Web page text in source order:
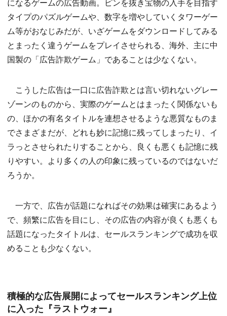
になるゲームの広告動画。ピンを抜き宝物の入手を目指す
タイプのパズルゲームや、数字を増やしていくタワーゲー
ム等がおなじみだが、いざゲームをダウンロードしてみる
とまったく違うゲームをプレイさせられる、海外、主に中
国製の「広告詐欺ゲーム」であることは少なくない。
こうした広告は一口に広告詐欺とは言い切れないグレー
ゾーンのものから、実際のゲームとはまったく関係ないも
の、ほかの有名タイトルを連想させるような悪質なものま
でさまざまだが、どれも妙に記憶に残ってしまったり、イ
ラっとさせられたりすることから、良くも悪くも記憶に残
りやすい。より多くの人の印象に残っているのではないだ
ろうか。
一方で、広告が話題になればその効果は確実にあるよう
で、頻繁に広告を目にし、その広告の内容が良くも悪くも
話題になったタイトルは、セールスランキングで成功を収
めることも少なくない。
積極的な広告展開によってセールスランキング上位
に入った『ラストウォー』